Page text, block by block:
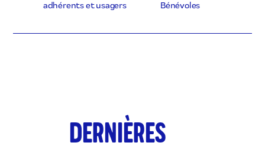
adhérents et usagers Bénévoles
DERNIÈRES